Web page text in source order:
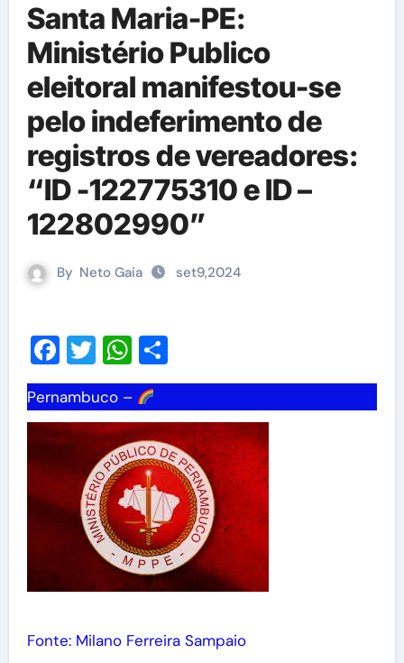
Santa Maria-PE:
Ministério Publico
eleitoral manifestou-se
pelo indeferimento de
registros de vereadores:
“ID -122775310 e ID –
122802990”
By Neto Gaia set9,2024
Facebook
TwitterWhatsApp
Share
Pernambuco –
Fonte: Milano Ferreira Sampaio